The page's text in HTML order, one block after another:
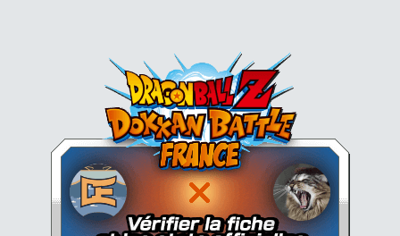
Dokkan Essentials x Dragon